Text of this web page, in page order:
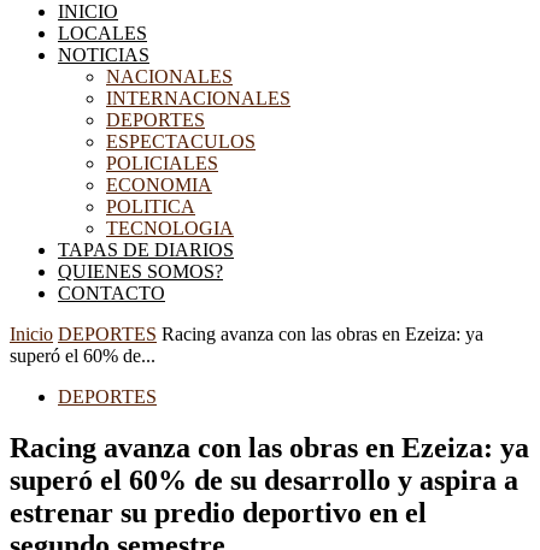
INICIO
LOCALES
NOTICIAS
NACIONALES
INTERNACIONALES
DEPORTES
ESPECTACULOS
POLICIALES
ECONOMIA
POLITICA
TECNOLOGIA
TAPAS DE DIARIOS
QUIENES SOMOS?
CONTACTO
Inicio DEPORTES Racing avanza con las obras en Ezeiza: ya
superó el 60% de...
DEPORTES
Racing avanza con las obras en Ezeiza: ya
superó el 60% de su desarrollo y aspira a
estrenar su predio deportivo en el